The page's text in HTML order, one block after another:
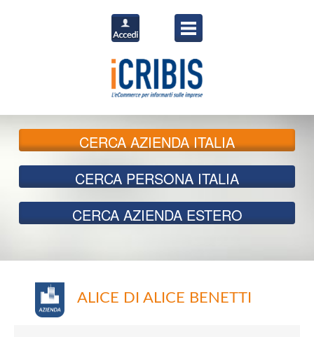
CERCAAZIENDA ITALIA
CERCA PERSONA ITALIA
CERCA AZIENDA ESTERO
ALICE DI ALICE BENETTI